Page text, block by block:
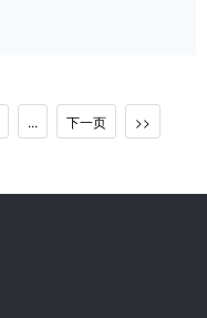
... 下一页 >>